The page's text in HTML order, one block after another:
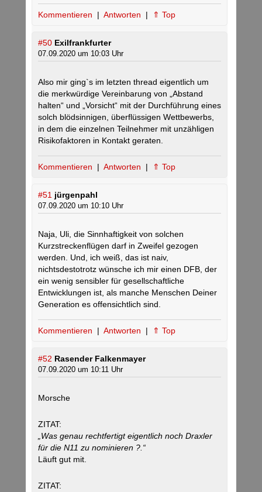
Kommentieren | Antworten | ⇑ Top
#50 Exilfrankfurter
07.09.2020 um 10:03 Uhr
Also mir ging`s im letzten thread eigentlich um
die merkwürdige Vereinbarung von „Abstand
halten“ und „Vorsicht“ mit der Durchführung eines
solch blödsinnigen, überflüssigen Wettbewerbs,
in dem die einzelnen Teilnehmer mit unzähligen
Risikofaktoren in Kontakt geraten.
Kommentieren | Antworten | ⇑ Top
#51 jürgenpahl
07.09.2020 um 10:10 Uhr
Naja, Uli, die Sinnhaftigkeit von solchen
Kurzstreckenflügen darf in Zweifel gezogen
werden. Und, ich weiß, das ist naiv,
nichtsdestotrotz wünsche ich mir einen DFB, der
ein wenig sensibler für gesellschaftliche
Entwicklungen ist, als manche Menschen Deiner
Generation es offensichtlich sind.
Kommentieren | Antworten | ⇑ Top
#52 Rasender Falkenmayer
07.09.2020 um 10:11 Uhr
Morsche
ZITAT:
„Was genau rechtfertigt eigentlich noch Draxler
für die N11 zu nominieren ?.“
Läuft gut mit.
ZITAT: